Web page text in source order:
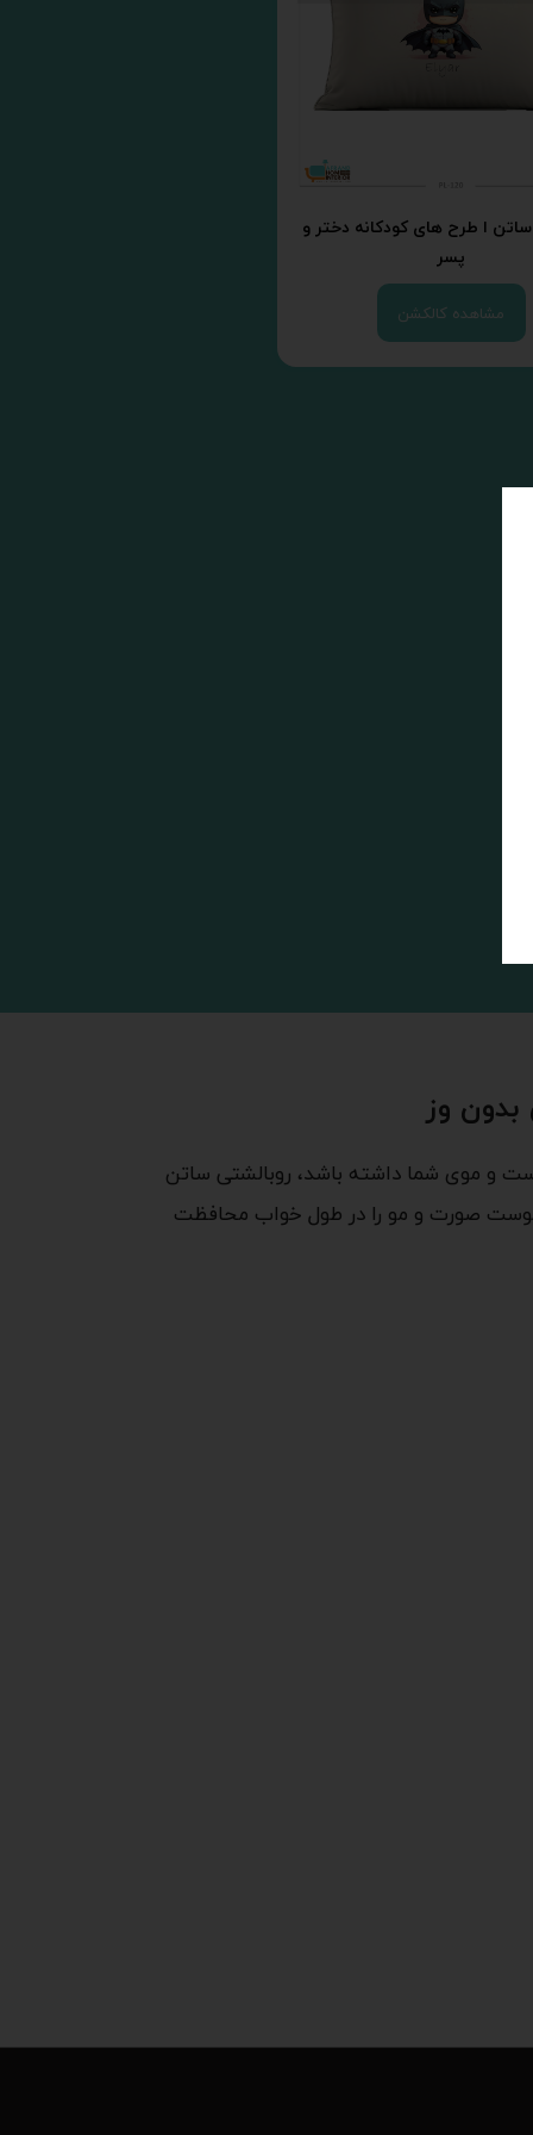
ا طرح های کودکانه دختر و
پسر
مشاهده کالکشن
بدون وز
و موی شما داشته باشد، روبالشتی ساتن
پوست صورت و مو را در طول خواب محافظت